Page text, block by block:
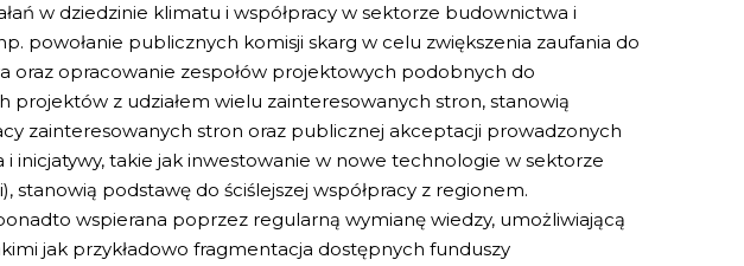
w dziedzinie klimatu i współpracy w sektorze budownictwa i
powołanie publicznych komisji skarg w celu zwiększenia zaufania do
opracowanie zespołów projektowych podobnych do
projektów z udziałem wielu zainteresowanych stron, stanowią
zainteresowanych stron oraz publicznej akceptacji prowadzonych
inicjatywy, takie jak inwestowanie w nowe technologie w sektorze
podstawę do ściślejszej współpracy z regionem.
wspierana poprzez regularną wymianę wiedzy, umożliwiającą
jak przykładowo fragmentacja dostępnych funduszy